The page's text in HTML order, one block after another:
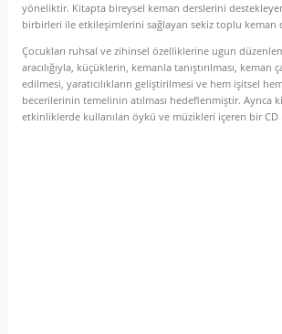
yöneliktir. Kitapta bireysel keman derslerini
birbirleri ile etkileşimlerini sağlayan sekiz toplu keman
Çocukları ruhsal ve zihinsel özelliklerine ugun
aracılığıyla, küçüklerin, kemanla tanıştırılması, keman
edilmesi, yaratıcılıkların geliştirilmesi ve hem işitsel
becerilerinin temelinin atılması hedeflenmiştir. Ayrıca
etkinliklerde kullanılan öykü ve müzikleri içeren bir CD